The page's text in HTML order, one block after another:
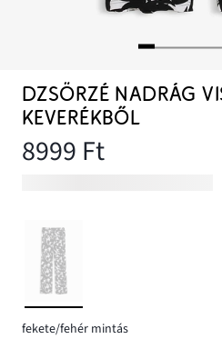
DZSÖRZÉ NADRÁG
KEVERÉKBŐL
8999 Ft
fekete/fehér mintás